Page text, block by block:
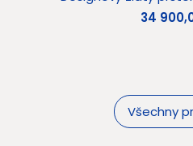
Všechny
Cena
34